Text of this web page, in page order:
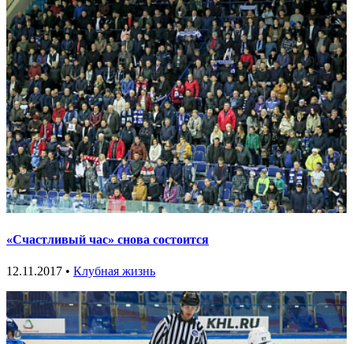
«Счастливый час» снова состоится
12.11.2017 • Клубная жизнь